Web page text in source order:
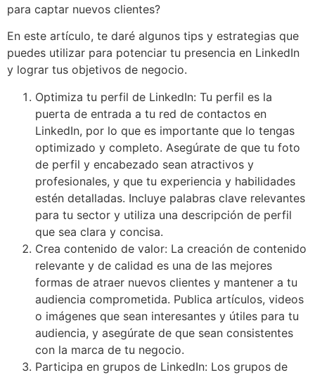
para captar nuevos clientes?
En este artículo, te daré algunos tips y estrategias que
puedes utilizar para potenciar tu presencia en LinkedIn
y lograr tus objetivos de negocio.
Optimiza tu perfil de LinkedIn: Tu perfil es la
puerta de entrada a tu red de contactos en
LinkedIn, por lo que es importante que lo tengas
optimizado y completo. Asegúrate de que tu foto
de perfil y encabezado sean atractivos y
profesionales, y que tu experiencia y habilidades
estén detalladas. Incluye palabras clave relevantes
para tu sector y utiliza una descripción de perfil
que sea clara y concisa.
Crea contenido de valor: La creación de contenido
relevante y de calidad es una de las mejores
formas de atraer nuevos clientes y mantener a tu
audiencia comprometida. Publica artículos, videos
o imágenes que sean interesantes y útiles para tu
audiencia, y asegúrate de que sean consistentes
con la marca de tu negocio.
Participa en grupos de LinkedIn: Los grupos de